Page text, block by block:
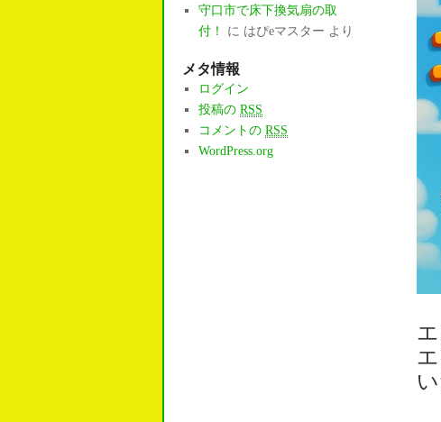
守口市で床下換気扇の取
付！
に はぴeマスター より
メタ情報
ログイン
投稿のRSS
コメントのRSS
WordPress.org